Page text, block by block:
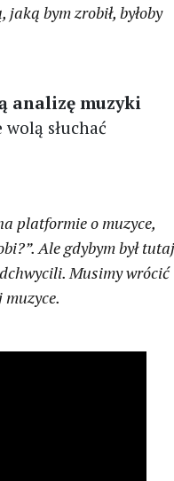
bym zrobił, byłoby
analizę muzyki
słuchać
platformie o muzyce,
Ale gdybym był tutaj
Musimy wrócić